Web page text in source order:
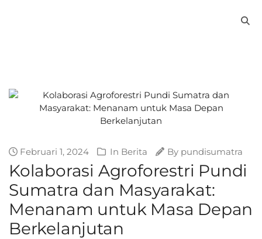
Februari 1, 2024 In Berita By pundisumatra
Kolaborasi Agroforestri Pundi
Sumatra dan Masyarakat:
Menanam untuk Masa Depan
Berkelanjutan